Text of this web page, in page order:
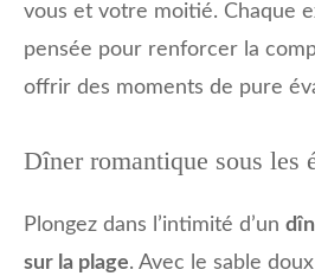
vous et votre moitié. Chaque
pensée pour renforcer la
offrir des moments de pure
Dîner romantique sous les
Plongez dans l’intimité d’un
sur la plage. Avec le sable